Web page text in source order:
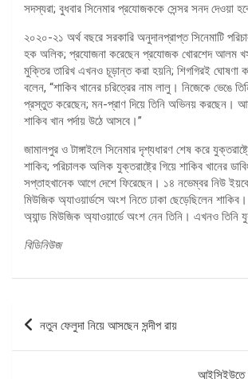
সদস্যরা; বুধবার সিনেমার প্রযোজককে সেন্সর সনদ দেওয়া
২০২০-২১ অর্থ বছরে সরকারি অনুদানপ্রাপ্ত সিনেমাটি
হক অলিক; প্রযোজনা করেছেন প্রযোজক খোরশেদ আলম
মুক্তির তারিখ এখনও চূড়ান্ত করা হয়নি; শিগগিরই ঘোষণা
বলেন, “শাকিব খানের চরিত্রের নাম লালু। নিজেকে ভেঙে
প্রস্তুত করেছেন; মন-প্রাণ দিয়ে তিনি অভিনয় করছেন।
শাকিব খান পর্দায় উঠে আসবে।”
জামালপুর ও টাঙ্গাইলে সিনেমার দৃশ্যধারণ শেষ করে
শাকিব; পরিচালক অলিক যুক্তরাষ্ট্রে গিয়ে শাকিব খানের
সপ্তাহখানেক আগে দেশে ফিরেছেন। ১৪ নভেম্বর নিউ
মিউজিক অ্যাওয়ার্ডসে অংশ নিতে ঢাকা ছেড়েছিলেন শাকিব।
অ্যান্ড মিউজিক অ্যাওয়ার্ডে অংশ নেন তিনি। এখনও তিনি
বিডিনিউজ
পোস্ট
ন্যাভিগেশন
নতুন ফেলুদা নিয়ে আসছেন সন্দীপ রায়
আইসিইউতে